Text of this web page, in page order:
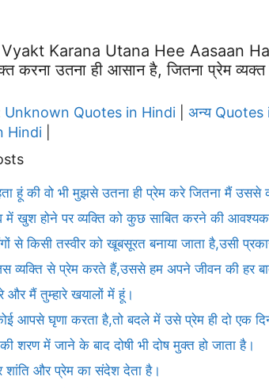
Karana Utana Hee Aasaan
करना उतना ही आसान है, जितना प्रेम
Unknown Quotes in Hindi अन्य Quotes
Hindi
हूं की वो भी मुझसे उतना ही प्रेम करे जितना मैं उससे
में खुश होने पर व्यक्ति को कुछ साबित करने की
से किसी तस्वीर को खूबसूरत बनाया जाता है,उसी
व्यक्ति से प्रेम करते हैं,उससे हम अपने जीवन की हर
और मैं तुम्हारे खयालों में हूं।
आपसे घृणा करता है,तो बदले में उसे प्रेम ही दो एक
शरण में जाने के बाद दोषी भी दोष मुक्त हो जाता है।
शांति और प्रेम का संदेश देता है।